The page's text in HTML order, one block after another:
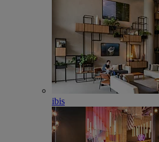
ibis